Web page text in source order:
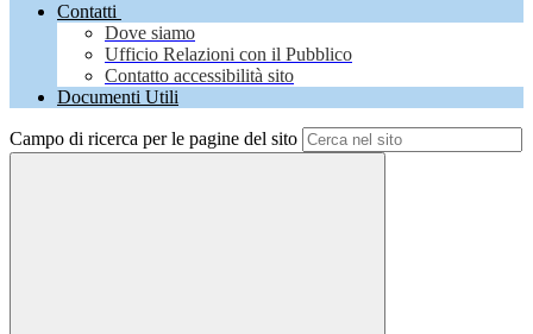
Contatti
Dove siamo
Ufficio Relazioni con il Pubblico
Contatto accessibilità sito
Documenti Utili
Campo di ricerca per le pagine del sito